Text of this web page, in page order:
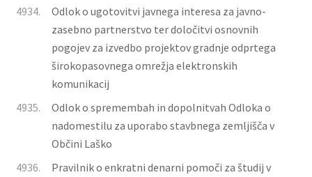
4934.
Odlok o ugotovitvi javnega interesa za javno-
zasebno partnerstvo ter določitvi osnovnih
pogojev za izvedbo projektov gradnje odprtega
širokopasovnega omrežja elektronskih
komunikacij
4935.
Odlok o spremembah in dopolnitvah Odloka o
nadomestilu za uporabo stavbnega zemljišča v
Občini Laško
4936.
Pravilnik o enkratni denarni pomoči za študij v